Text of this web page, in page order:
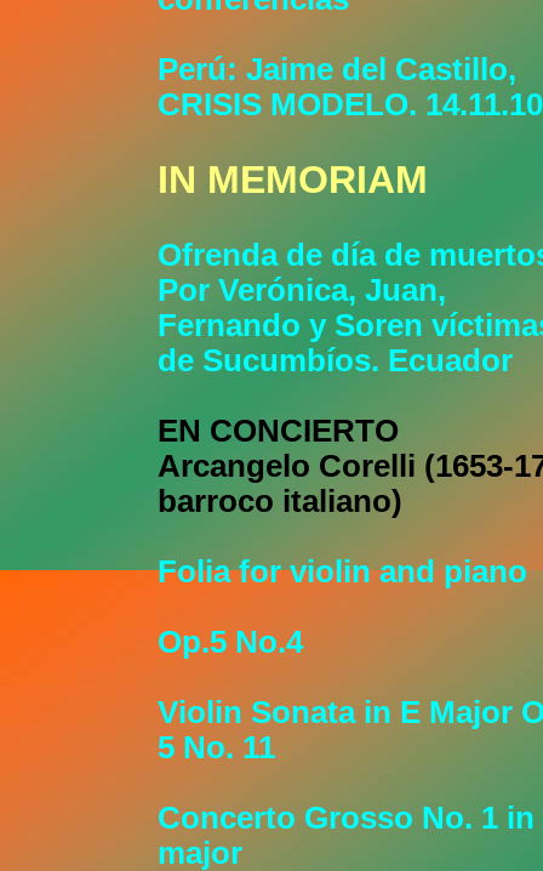
Perú: Jaime del Castillo,
CRISIS MODELO. 14.11.10
IN MEMORIAM
Ofrenda de día de
Por Verónica, Juan,
Fernando y Soren
de Sucumbíos. Ecuador
EN CONCIERTO
Arcangelo Corelli (1653-
barroco italiano)
Folia for violin and piano
Op.5 No.4
Violin Sonata in E Major
5 No. 11
Concerto Grosso No. 1 in
major